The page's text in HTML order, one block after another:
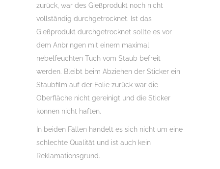
zurück, war des Gießprodukt noch nicht
vollständig durchgetrocknet. Ist das
Gießprodukt durchgetrocknet sollte es vor
dem Anbringen mit einem maximal
nebelfeuchten Tuch vom Staub befreit
werden. Bleibt beim Abziehen der Sticker ein
Staubfilm auf der Folie zurück war die
Oberfläche nicht gereinigt und die Sticker
können nicht haften.
In beiden Fällen handelt es sich nicht um eine
schlechte Qualität und ist auch kein
Reklamationsgrund.